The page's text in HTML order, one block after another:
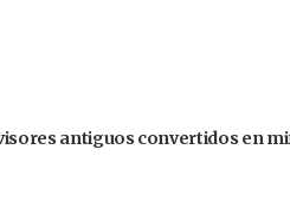
antiguos convertidos en